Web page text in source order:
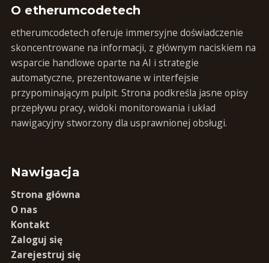
O etherumcodetech
etherumcodetech oferuje immersyjne doświadczenie
skoncentrowane na informacji, z głównym naciskiem na
wsparcie handlowe oparte na AI i strategie
automatyczne, prezentowane w interfejsie
przypominającym pulpit. Strona podkreśla jasne opisy
przepływu pracy, widoki monitorowania i układ
nawigacyjny stworzony dla usprawnionej obsługi.
Nawigacja
Strona główna
O nas
Kontakt
Zaloguj się
Zarejestruj się